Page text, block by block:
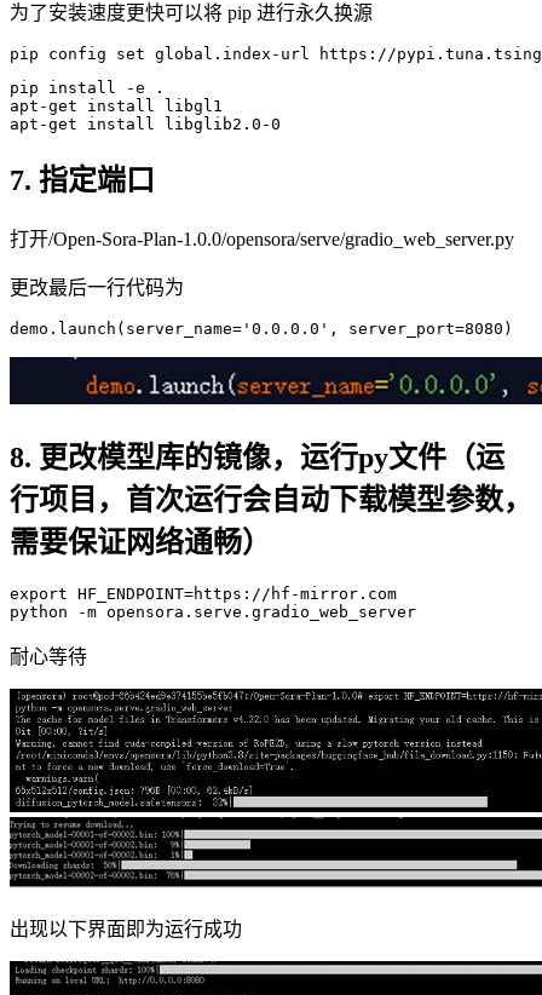
为了安装速度更快可以将 pip 进行永久换源
pip config set global .index-url https: //
pip
apt -get install libgl 1
apt -get install libglib2 . 0 -0
7. 指定端口
打开/Open-Sora-Plan-1.0.0/opensora/serve/gradio_web_server.py
更改最后一行代码为
demo .launch (server_name= '0.0.0.0' , server_port=8080
8. 更改模型库的镜像，运行py文件（运
行项目，首次运行会自动下载模型参数，
需要保证网络通畅）
export HF_ENDPOINT=https://hf-mirror.com
耐心等待
出现以下界面即为运行成功